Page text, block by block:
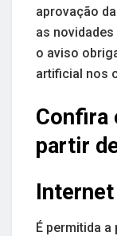
aprovação
as
o aviso
artificial nos
Confira
partir
Internet
É permitida